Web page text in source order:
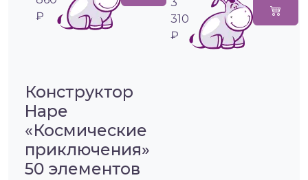
₽
3
310
₽
Конструктор
Hape
«Космические
приключения»
50 элементов